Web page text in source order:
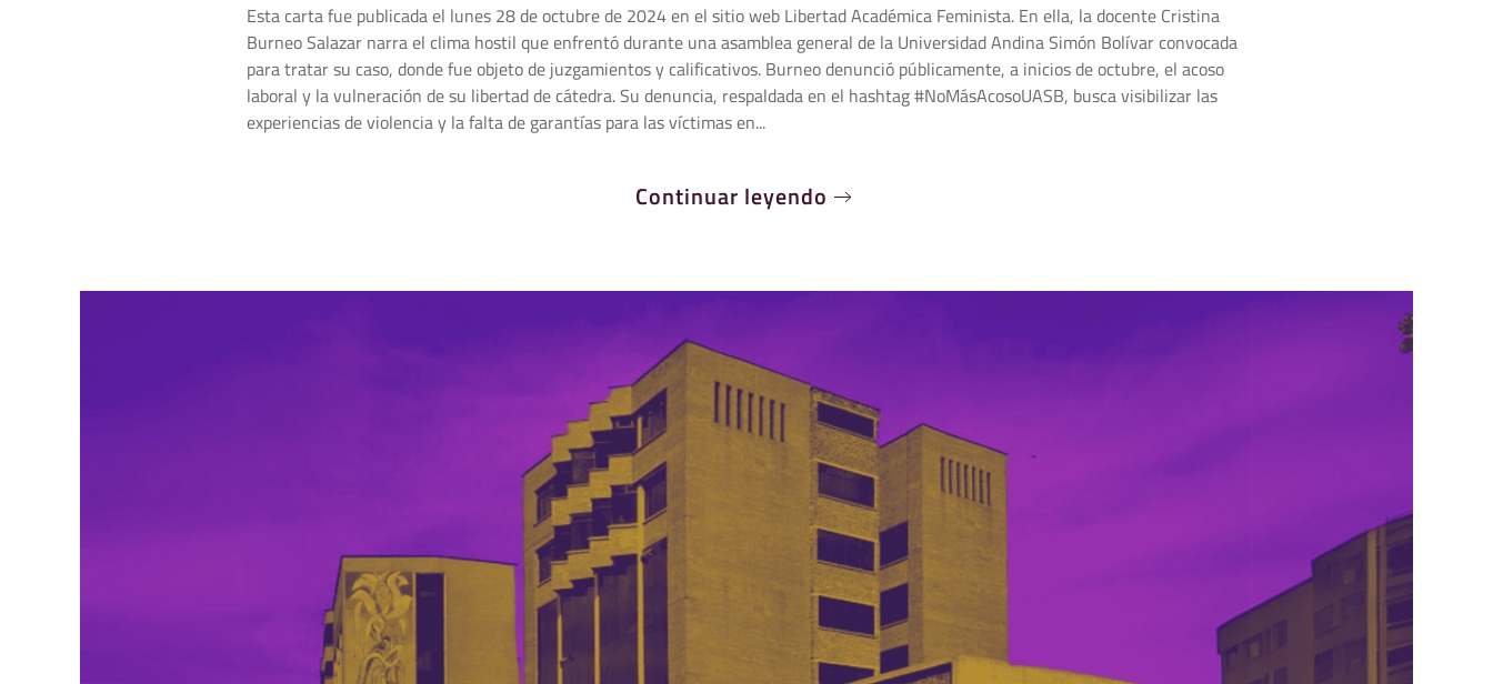
Esta carta fue publicada el lunes 28 de octubre de 2024 en el sitio web Libertad Académica Feminista. En ella, la docente Cristina
Burneo Salazar narra el clima hostil que enfrentó durante una asamblea general de la Universidad Andina Simón Bolívar convocada
para tratar su caso, donde fue objeto de juzgamientos y calificativos. Burneo denunció públicamente, a inicios de octubre, el acoso
laboral y la vulneración de su libertad de cátedra. Su denuncia, respaldada en el hashtag #NoMásAcosoUASB, busca visibilizar las
experiencias de violencia y la falta de garantías para las víctimas en...
Continuar leyendo